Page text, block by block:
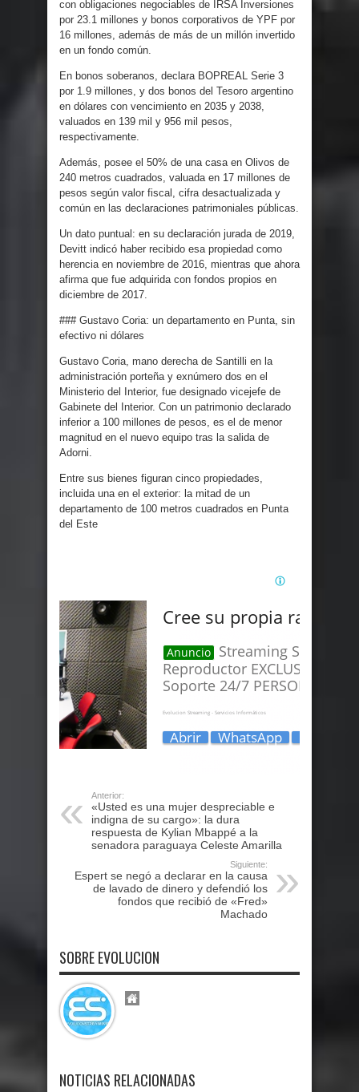
con obligaciones negociables de IRSA Inversiones
por 23.1 millones y bonos corporativos de YPF por
16 millones, además de más de un millón invertido
en un fondo común.
En bonos soberanos, declara BOPREAL Serie 3
por 1.9 millones, y dos bonos del Tesoro argentino
en dólares con vencimiento en 2035 y 2038,
valuados en 139 mil y 956 mil pesos,
respectivamente.
Además, posee el 50% de una casa en Olivos de
240 metros cuadrados, valuada en 17 millones de
pesos según valor fiscal, cifra desactualizada y
común en las declaraciones patrimoniales públicas.
Un dato puntual: en su declaración jurada de 2019,
Devitt indicó haber recibido esa propiedad como
herencia en noviembre de 2016, mientras que ahora
afirma que fue adquirida con fondos propios en
diciembre de 2017.
### Gustavo Coria: un departamento en Punta, sin
efectivo ni dólares
Gustavo Coria, mano derecha de Santilli en la
administración porteña y exnúmero dos en el
Ministerio del Interior, fue designado vicejefe de
Gabinete del Interior. Con un patrimonio declarado
inferior a 100 millones de pesos, es el de menor
magnitud en el nuevo equipo tras la salida de
Adorni.
Entre sus bienes figuran cinco propiedades,
incluida una en el exterior: la mitad de un
departamento de 100 metros cuadrados en Punta
del Este
Anterior:
«Usted es una mujer despreciable e
indigna de su cargo»: la dura
respuesta de Kylian Mbappé a la
senadora paraguaya Celeste Amarilla
Siguiente:
Espert se negó a declarar en la causa
de lavado de dinero y defendió los
fondos que recibió de «Fred»
Machado
SOBRE EVOLUCION
NOTICIAS RELACIONADAS